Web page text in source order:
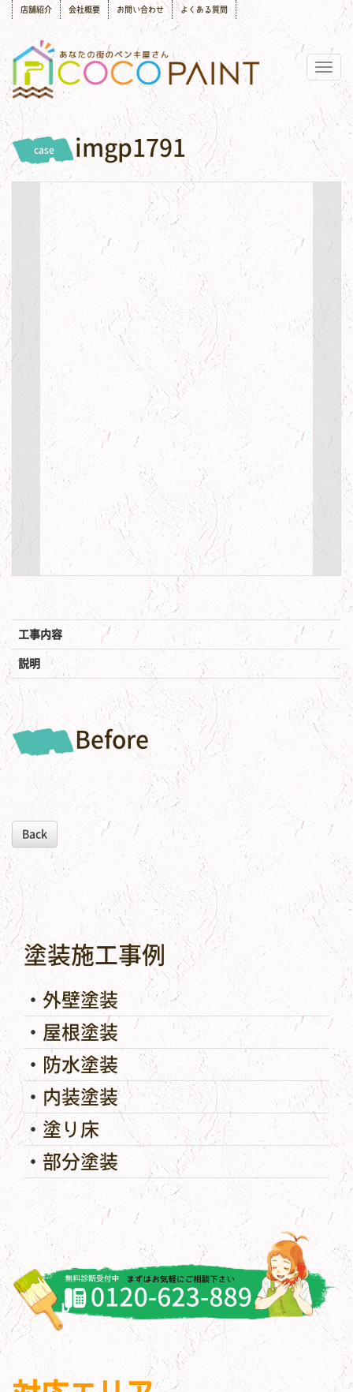
店舗紹介 会社概要 お問い合わせ よくある質問
case imgp1791
工事内容
説明
Before
Back
塗装施工事例
外壁塗装
屋根塗装
防水塗装
内装塗装
塗り床
部分塗装